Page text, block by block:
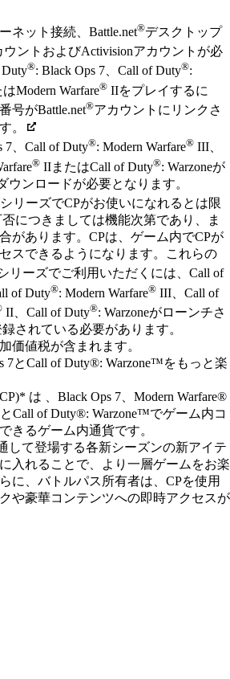
ネット接続、Battle.net®デスクトップ
ウントおよびActivisionアカウントが必
®: Black Ops 7、Call of Duty®:
Modern Warfare® IIをプレイするに
号がBattle.net®アカウントにリンクさ
。
7、Call of Duty®: Modern Warfare® III、
® IIまたはCall of Duty®: Warzoneが
ウンロードが必要となります。
シリーズでCPがお使いになれるとは限
につきましては機能次第であり、ま
があります。CPは、ゲーム内でCPが
スできるようになります。これらの
リーズでご利用いただくには、Call of
of Duty®: Modern Warfare® III、Call of
II、Call of Duty®: Warzoneがローンチさ
されている必要があります。
価値税が含まれます。
7とCall of Duty®: Warzone™をもっと楽
は 、Black Ops 7、Modern Warfare®
Call of Duty®: Warzone™でゲーム内コ
きるゲーム内通貨です。
して登場する各新シーズンの新アイテ
入れることで、より一層ゲームをお楽
に、バトルパス所有者は、CPを使用
や豪華コンテンツへの即時アクセスが